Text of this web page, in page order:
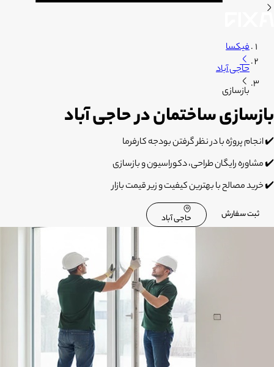
فیکسا
حاجی آباد
بازسازی
بازسازی ساختمان در حاجی آباد
✔️انجام پروژه با در نظر گرفتن بودجه کارفرما
✔️مشاوره رایگان طراحی، دکوراسیون و بازسازی
✔️خرید مصالح با بهترین کیفیت و زیر قیمت بازار
ثبت سفارش حاجی آباد